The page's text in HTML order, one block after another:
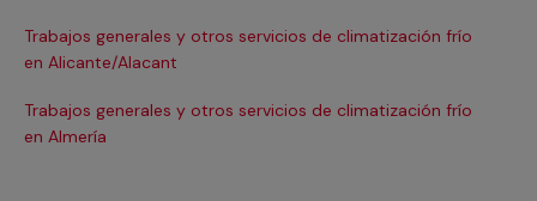
Trabajos generales y otros servicios de climatización frío
en Alicante/Alacant
Trabajos generales y otros servicios de climatización frío
en Almería